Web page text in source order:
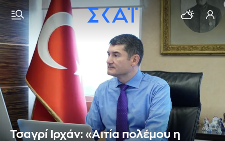
Τσαγρί Ιρχάν: «Αιτία πολέμου η